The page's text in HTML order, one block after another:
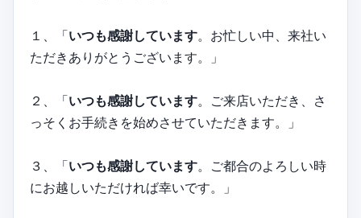
１、「いつも感謝しています。お忙しい中、来社い
ただきありがとうございます。」
２、「いつも感謝しています。ご来店いただき、さ
っそくお手続きを始めさせていただきます。」
３、「いつも感謝しています。ご都合のよろしい時
にお越しいただければ幸いです。」